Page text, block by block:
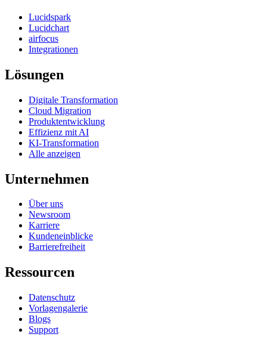
Lucidspark
Lucidchart
airfocus
Integrationen
Lösungen
Digitale Transformation
Cloud Migration
Produktentwicklung
Effizienz mit AI
KI-Transformation
Alle anzeigen
Unternehmen
Über uns
Newsroom
Karriere
Kundeneinblicke
Barrierefreiheit
Ressourcen
Datenschutz
Vorlagengalerie
Blogs
Support